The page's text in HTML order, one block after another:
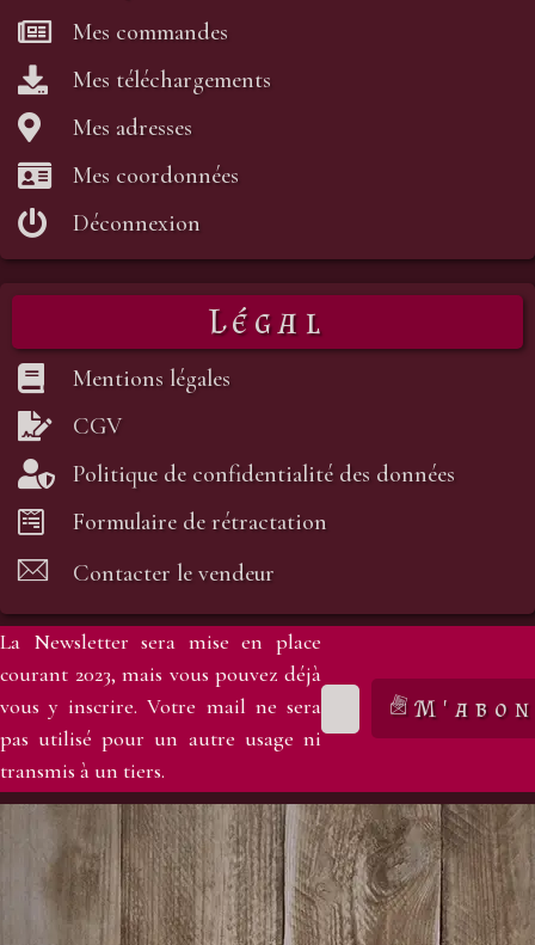
Mes commandes
Mes téléchargements
Mes adresses
Mes coordonnées
Déconnexion
Légal
Mentions légales
CGV
Politique de confidentialité des données
Formulaire de rétractation
Contacter le vendeur
La Newsletter sera mise en place
courant 2023, mais vous pouvez déjà
vous y inscrire. Votre mail ne sera
pas utilisé pour un autre usage ni
transmis à un tiers.